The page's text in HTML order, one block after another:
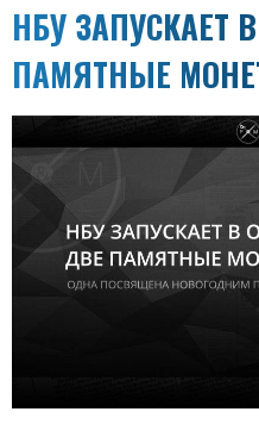
НБУ ЗАПУСКАЕТ
ПАМЯТНЫЕ